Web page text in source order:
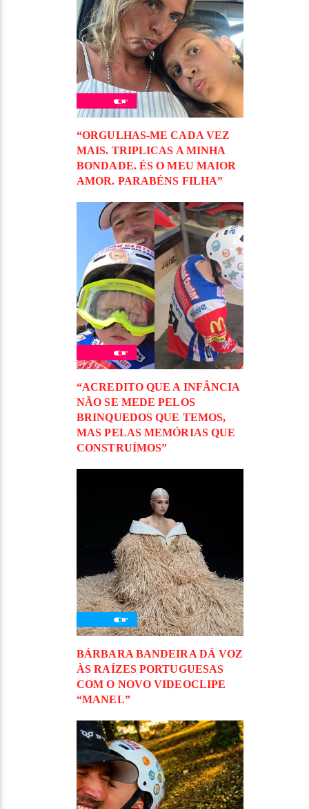
“ORGULHAS-ME CADA VEZ
MAIS. TRIPLICAS A MINHA
BONDADE. ÉS O MEU MAIOR
AMOR. PARABÉNS FILHA”
“ACREDITO QUE A INFÂNCIA
NÃO SE MEDE PELOS
BRINQUEDOS QUE TEMOS,
MAS PELAS MEMÓRIAS QUE
CONSTRUÍMOS”
BÁRBARA BANDEIRA DÁ VOZ
ÀS RAÍZES PORTUGUESAS
COM O NOVO VIDEOCLIPE
“MANEL”